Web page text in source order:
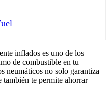
inflados es uno de los
de combustible en tu
neumáticos no solo garantiza
te permite ahorrar